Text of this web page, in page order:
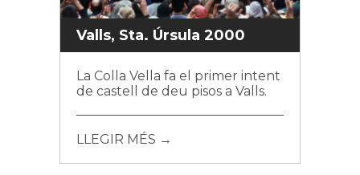
Valls, Sta. Úrsula 2000
La Colla Vella fa el primer intent
de castell de deu pisos a Valls.
LLEGIR MÉS →